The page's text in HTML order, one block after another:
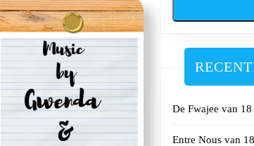
De Fwajee van
Entre Nous van